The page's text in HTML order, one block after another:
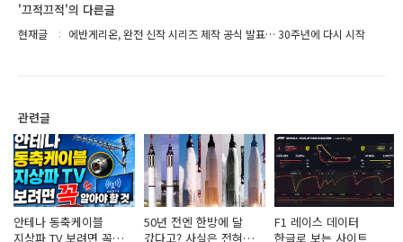
'끄적끄적'의 다른글
현재글 에반게리온, 완전 신작 시리즈 제작 공식 발표… 30주년에 다시 시작
관련글
안테나 동축케이블
지상파 TV 보려면 꼭
50년 전엔 한방에 달
갔다고? 사실은 전혀
F1 레이스 데이터
한글로 보는 사이트